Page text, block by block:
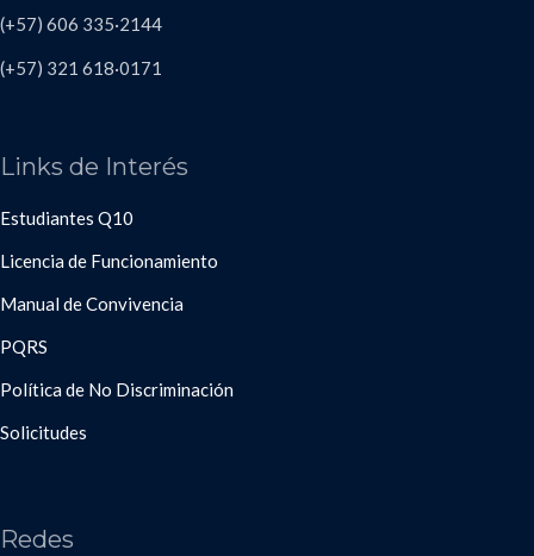
(+57) 606 335·2144
(+57) 321 618·0171
Links de Interés
Estudiantes Q10
Licencia de Funcionamiento
Manual de Convivencia
PQRS
Política de No Discriminación
Solicitudes
Redes